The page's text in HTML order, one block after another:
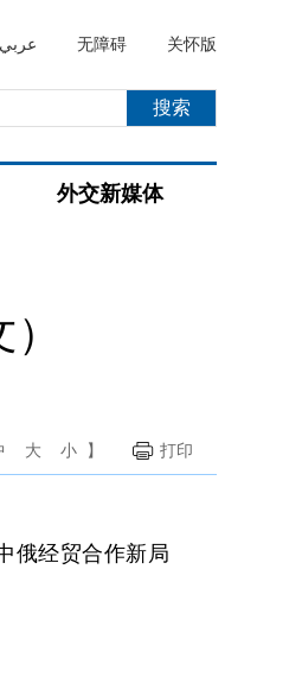
عربي 无障碍 关怀版
外交新媒体
大 小 】 打印
俄经贸合作新局